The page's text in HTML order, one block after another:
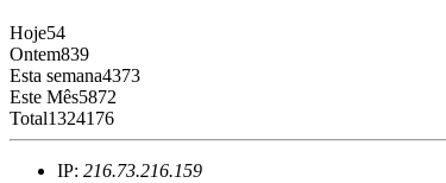
Hoje54
Ontem839
Esta semana4373
Este Mês5872
Total1324176
IP: 216.73.216.159